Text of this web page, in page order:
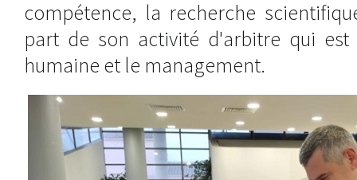
compétence, la recherche
part de son activité d'arbitre qui
humaine et le management.